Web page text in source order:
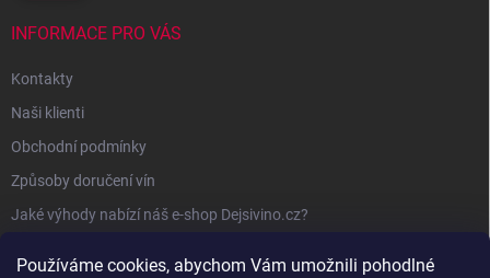
Používáme cookies, abychom Vám umožnili pohodlné
INFORMACE PRO VÁS
Kontakty
Naši klienti
Obchodní podmínky
Způsoby doručení vín
Jaké výhody nabízí náš e-shop Dejsivino.cz?